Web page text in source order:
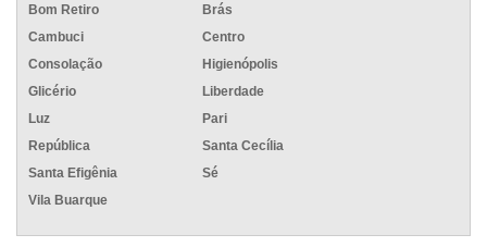
Bom Retiro
Brás
Cambuci
Centro
Consolação
Higienópolis
Glicério
Liberdade
Luz
Pari
República
Santa Cecília
Santa Efigênia
Sé
Vila Buarque